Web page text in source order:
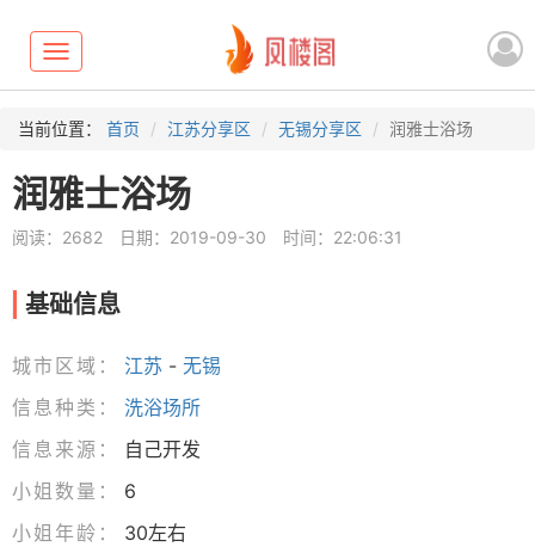
Toggle
navigation
当前位置： 首页 江苏分享区 无锡分享区 润雅士浴场
润雅士浴场
阅读：2682 日期：2019-09-30 时间：22:06:31
基础信息
城市区域： 江苏 - 无锡
信息种类：
洗浴场所
信息来源：
自己开发
小姐数量：
6
小姐年龄：
30左右